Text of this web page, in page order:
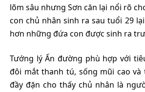
lõm sâu nhưng Sơn căn lại nổi rõ
con chủ nhân sinh ra sau tuổi 29
hơn những đứa con được sinh ra
Tướng lý Ấn đường phù hợp với
đôi mắt thanh tú, sống mũi cao và
đầy đặn cho thấy chủ nhân là